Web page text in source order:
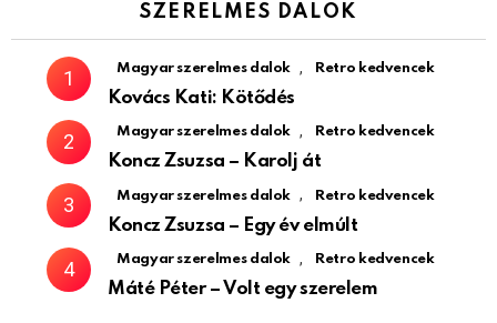
SZERELMES DALOK
Magyar szerelmes dalok , Retro kedvencek
Kovács Kati: Kötődés
Magyar szerelmes dalok , Retro kedvencek
Koncz Zsuzsa – Karolj át
Magyar szerelmes dalok , Retro kedvencek
Koncz Zsuzsa – Egy év elmúlt
Magyar szerelmes dalok , Retro kedvencek
Máté Péter – Volt egy szerelem